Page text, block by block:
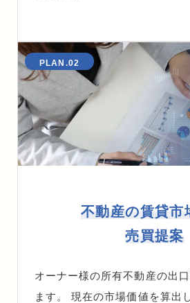
PLAN.02
不動産の賃貸市
売買提案
オーナー様の所有不動産の出
ます。 現在の市場価値を算出